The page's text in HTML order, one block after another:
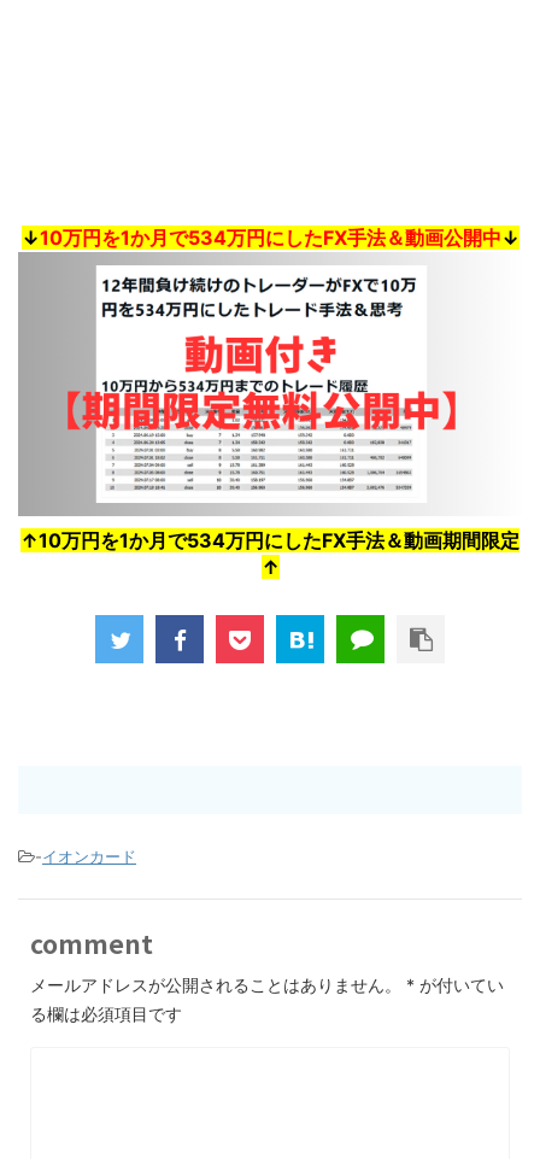
↓10万円を1か月で534万円にしたFX手法＆動画公開中↓
↑10万円を1か月で534万円にしたFX手法＆動画期間限定
↑
-イオンカード
comment
メールアドレスが公開されることはありません。 * が付いてい
る欄は必須項目です